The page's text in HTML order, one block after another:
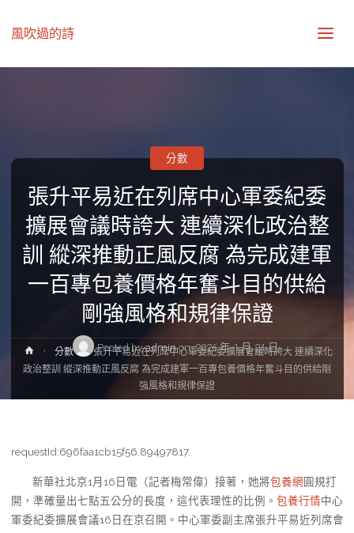
風吹過的詩
張升平易近在列席中心軍委紀委
擴展會議時誇大 連續深化政治整
訓 縱深推動正風反腐 為完成建軍
一百專包養價格年奮斗目的供給
剛強風格和規律保證
Posted byadminon 2026 年 1 月 21 日
分數
Home分數
張升平易近在列席中心軍委紀委擴展會議時誇大 連續深化
政治整訓 縱深推動正風反腐 為完成建軍一百專包養價格年奮斗目的供給剛
強風格和規律保證
requestId:696faa1cb15f56.89497817.
新華社北京1月16日電（記者梅常偉）接著，她將包養網圓規打
開，準確量出七點五公分的長度，這代表理性的比例。 包養行情中心
軍委紀委擴展會議16日在京召開。中心軍委副主席張升平易近列席會